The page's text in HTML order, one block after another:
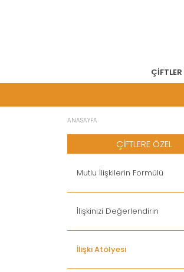
ÇİFTLER
ANASAYFA
ÇİFTLERE ÖZEL
Mutlu İlişkilerin Formülü
İlişkinizi Değerlendirin
İlişki Atölyesi